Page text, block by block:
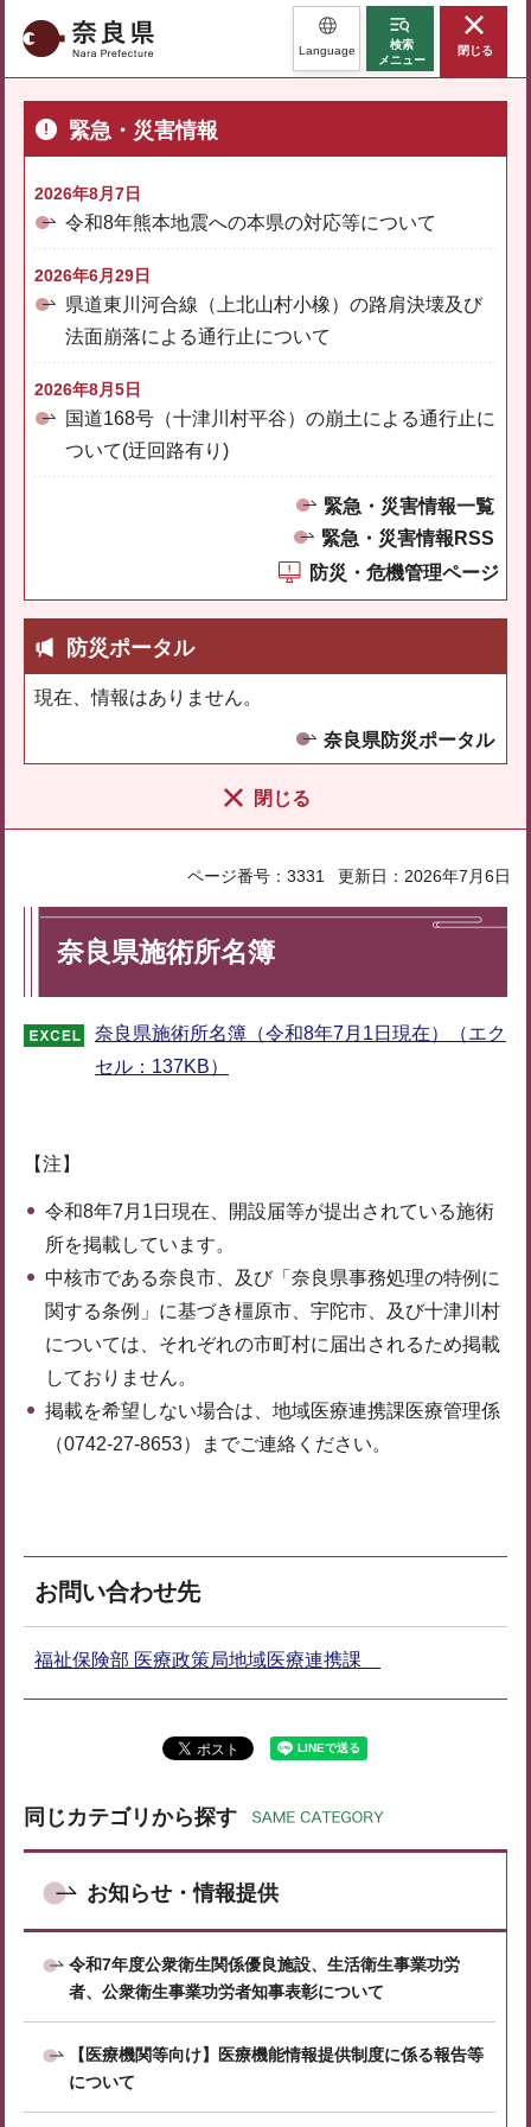
奈良県 Language
検索
メニュー
閉じる
緊急・災害情報
2026年8月7日
令和8年熊本地震への本県の対応等について
2026年6月29日
県道東川河合線（上北山村小橡）の路肩決壊及び
法面崩落による通行止について
2026年8月5日
国道168号（十津川村平谷）の崩土による通行止に
ついて(迂回路有り)
緊急・災害情報一覧
緊急・災害情報RSS
防災・危機管理ページ
防災ポータル
現在、情報はありません。
奈良県防災ポータル
閉じる
ページ番号：3331 更新日：2026年7月6日
奈良県施術所名簿
奈良県施術所名簿（令和8年7月1日現在）（エク
セル：137KB）
【注】
令和8年7月1日現在、開設届等が提出されている施術
所を掲載しています。
中核市である奈良市、及び「奈良県事務処理の特例に
関する条例」に基づき橿原市、宇陀市、及び十津川村
については、それぞれの市町村に届出されるため掲載
しておりません。
掲載を希望しない場合は、地域医療連携課医療管理係
（0742-27-8653）までご連絡ください。
お問い合わせ先
福祉保険部 医療政策局地域医療連携課
同じカテゴリから探す
お知らせ・情報提供
令和7年度公衆衛生関係優良施設、生活衛生事業功労
者、公衆衛生事業功労者知事表彰について
【医療機関等向け】医療機能情報提供制度に係る報告等
について